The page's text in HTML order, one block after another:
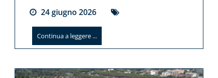
24giugno 2026
Continua a leggere ...